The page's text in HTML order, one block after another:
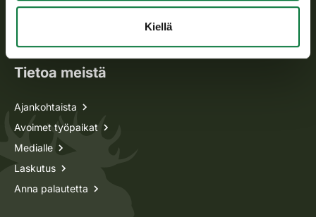
Kiellä
Oma riista -asiat
Tietoa meistä
Ajankohtaista
Avoimet työpaikat
Medialle
Laskutus
Anna palautetta